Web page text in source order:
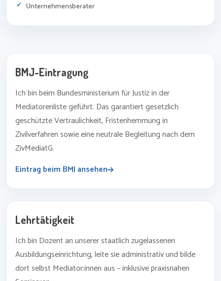
Unternehmensberater
BMJ-Eintragung
Ich bin beim Bundesministerium für Justiz in der
Mediatorenliste geführt. Das garantiert gesetzlich
geschützte Vertraulichkeit, Fristenhemmung in
Zivilverfahren sowie eine neutrale Begleitung nach dem
ZivMediatG.
Eintrag beim BMJ ansehen
Lehrtätigkeit
Ich bin Dozent an unserer staatlich zugelassenen
Ausbildungseinrichtung, leite sie administrativ und bilde
dort selbst Mediator:innen aus – inklusive praxisnahen